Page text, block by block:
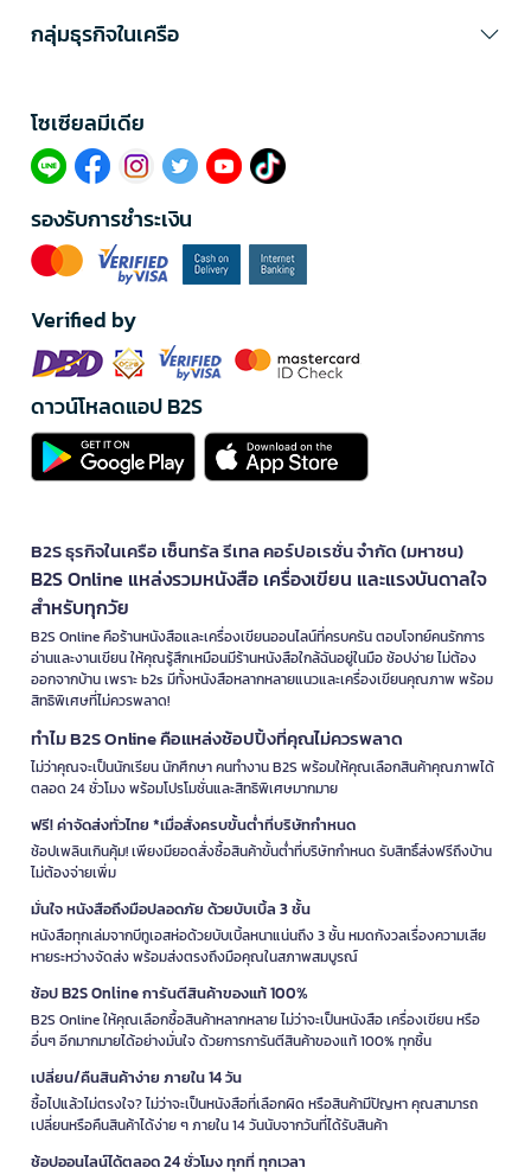
กลุ่มธุรกิจในเครือ
โซเซียลมีเดีย​
รองรับการชำระเงิน
Verified by
ดาวน์โหลดแอป B2S
B2S ธุรกิจในเครือ เซ็นทรัล รีเทล คอร์ปอเรชั่น จำกัด (มหาชน)
B2S Online แหล่งรวมหนังสือ เครื่องเขียน และแรงบันดาลใจ
สำหรับทุกวัย
B2S Online คือร้านหนังสือและเครื่องเขียนออนไลน์ที่ครบครัน ตอบโจทย์คนรักการ
อ่านและงานเขียน ให้คุณรู้สึกเหมือนมีร้านหนังสือใกล้ฉันอยู่ในมือ ช้อปง่าย ไม่ต้อง
ออกจากบ้าน เพราะ b2s มีทั้งหนังสือหลากหลายแนวและเครื่องเขียนคุณภาพ พร้อม
สิทธิพิเศษที่ไม่ควรพลาด!
ทำไม B2S Online คือแหล่งช้อปปิ้งที่คุณไม่ควรพลาด
ไม่ว่าคุณจะเป็นนักเรียน นักศึกษา คนทำงาน B2S พร้อมให้คุณเลือกสินค้าคุณภาพได้
ตลอด 24 ชั่วโมง พร้อมโปรโมชั่นและสิทธิพิเศษมากมาย
ฟรี! ค่าจัดส่งทั่วไทย *เมื่อสั่งครบขั้นต่ำที่บริษัทกำหนด
ช้อปเพลินเกินคุ้ม! เพียงมียอดสั่งซื้อสินค้าขั้นต่ำที่บริษัทกำหนด รับสิทธิ์ส่งฟรีถึงบ้าน
ไม่ต้องจ่ายเพิ่ม
มั่นใจ หนังสือถึงมือปลอดภัย ด้วยบับเบิ้ล 3 ชั้น
หนังสือทุกเล่มจากบีทูเอสห่อด้วยบับเบิ้ลหนาแน่นถึง 3 ชั้น หมดกังวลเรื่องความเสีย
หายระหว่างจัดส่ง พร้อมส่งตรงถึงมือคุณในสภาพสมบูรณ์
ช้อป B2S Online การันตีสินค้าของแท้ 100%
B2S Online ให้คุณเลือกซื้อสินค้าหลากหลาย ไม่ว่าจะเป็นหนังสือ เครื่องเขียน หรือ
อื่นๆ อีกมากมายได้อย่างมั่นใจ ด้วยการการันตีสินค้าของแท้ 100% ทุกชิ้น
เปลี่ยน/คืนสินค้าง่าย ภายใน 14 วัน
ซื้อไปแล้วไม่ตรงใจ? ไม่ว่าจะเป็นหนังสือที่เลือกผิด หรือสินค้ามีปัญหา คุณสามารถ
เปลี่ยนหรือคืนสินค้าได้ง่าย ๆ ภายใน 14 วันนับจากวันที่ได้รับสินค้า
ช้อปออนไลน์ได้ตลอด 24 ชั่วโมง ทุกที่ ทุกเวลา